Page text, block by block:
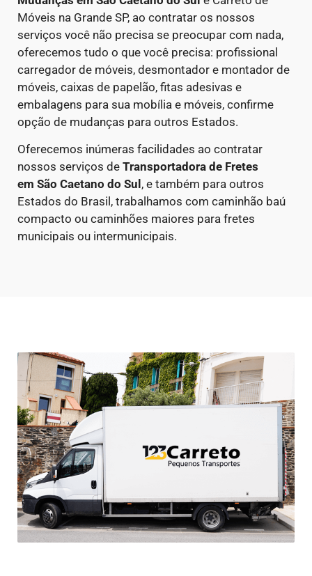
Móveis na Grande SP, ao contratar os nossos
serviços você não precisa se preocupar com nada,
oferecemos tudo o que você precisa: profissional
carregador de móveis, desmontador e montador de
móveis, caixas de papelão, fitas adesivas e
embalagens para sua mobília e móveis, confirme
opção de mudanças para outros Estados.
Oferecemos inúmeras facilidades ao contratar
nossos serviços de Transportadora de Fretes
em São Caetano do Sul , e também para outros
Estados do Brasil, trabalhamos com caminhão baú
compacto ou caminhões maiores para fretes
municipais ou intermunicipais.